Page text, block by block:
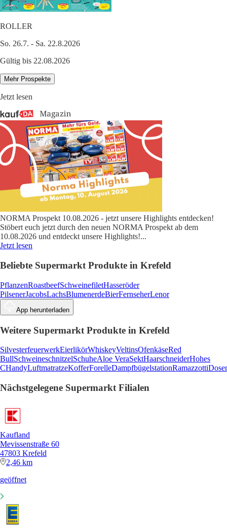
ROLLER
So. 26.7. - Sa. 22.8.2026
Gültig bis 22.08.2026
Mehr Prospekte
Jetzt lesen
NORMA Prospekt 10.08.2026 - jetzt unsere Highlights entdecken!
Stöbert euch jetzt durch den neuen NORMA Prospekt ab dem
10.08.2026 und entdeckt unsere Highlights!...
Jetzt lesen
Beliebte Supermarkt Produkte in Krefeld
PflanzenRoastbeefSchweinefiletHasseröder
PilsenerJacobsLachsBlumenerdeBierFernseherLenor
App herunterladen
Weitere Supermarkt Produkte in Krefeld
SilvesterfeuerwerkEierlikörWhiskeyVeltinsOfenkäseRed
BullSchweineschnitzelSchuheAloe VeraSektHaarschneiderHohes
CHandyLuftmatratzeKofferForelleDampfbügelstationRamazzotti
Nächstgelegene Supermarkt Filialen
Kaufland
Mevissenstraße 60
47803 Krefeld
2,46 km
geöffnet